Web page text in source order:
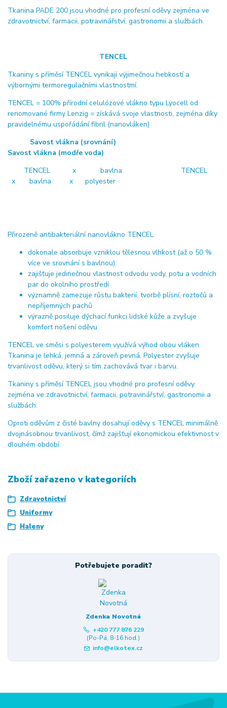
Tkanina PADE 200 jsou vhodné pro profesní oděvy zejména ve
zdravotnictví, farmacii, potravinářství, gastronomii a službách.
TENCEL
Tkaniny s příměsí TENCEL vynikají výjimečnou hebkostí a
výbornými termoregulačními vlastnostmí.
TENCEL = 100% přírodní celulózové vlákno typu Lyocell od
renomované firmy Lenzig = získává svoje vlastnosti, zejména díky
pravidelnému uspořádání fibril (nanovláken)
Savost vlákna (srovnání)
Savost vlákna (modře voda)
TENCEL x bavlna TENCEL
x bavlna x polyester
Přirozeně antibakteriální nanovlákno TENCEL
dokonale absorbuje vzniklou tělesnou vlhkost (až o 50 %
více ve srovnání s bavlnou)
zajišťuje jedinečnou vlastnost odvodu vody, potu a vodních
par do okolního prostředí
významně zamezuje růstu bakterií, tvorbě plísní, roztočů a
nepříjemných pachů
výrazně posiluje dýchací funkci lidské kůže a zvyšuje
komfort nošení oděvu
TENCEL ve směsi s polyesterem využívá výhod obou vláken.
Tkanina je lehká, jemná a zároveň pevná. Polyester zvyšuje
trvanlivost oděvu, který si tím zachovává tvar i barvu.
Tkaniny s příměsí TENCEL jsou vhodné pro profesní oděvy
zejména ve zdravotnictví, farmacii, potravinářství, gastronomii a
službách.
Oproti oděvům z čisté bavlny dosahují oděvy s TENCEL minimálně
dvojnásobnou trvanlivost, čímž zajišťují ekonomickou efektivnost v
dlouhém období.
Zboží zařazeno v kategoriích
Zdravotnictví
Uniformy
Haleny
Potřebujete poradit?
Zdenka Novotná
+420 777 876 229
(Po-Pá, 8-16 hod.)
info@elkotex.cz